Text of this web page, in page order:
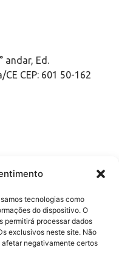
tecnologias como
do dispositivo. O
permitirá processar dados
exclusivos neste site. Não
negativamente certos
andar, Ed.
CEP: 601 50-162